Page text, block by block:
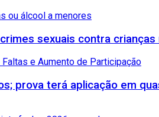
sexuais contra
prova terá aplicação em